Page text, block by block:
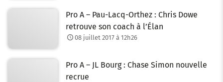
Pro A – Pau-Lacq-Orthez : Chris Dowe
retrouve son coach à l’Élan
08 juillet 2017 à 12h26
Pro A – JL Bourg : Chase Simon nouvelle
recrue